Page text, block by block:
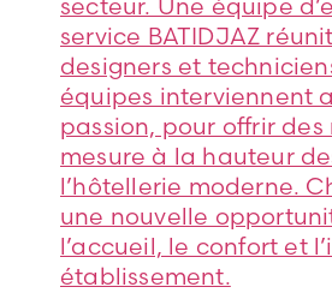
secteur. Une équipe
service BATIDJAZ
designers et
équipes interviennent
passion, pour offrir
mesure à la hauteur
l’hôtellerie moderne.
une nouvelle
l’accueil, le confort et
établissement.